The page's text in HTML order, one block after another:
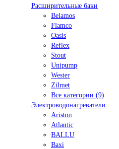
Расширительные баки
Belamos
Flamco
Oasis
Reflex
Stout
Unipump
Wester
Zilmet
Все категории (9)
Электроводонагреватели
Ariston
Atlantic
BALLU
Baxi